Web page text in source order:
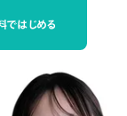
ではじめる